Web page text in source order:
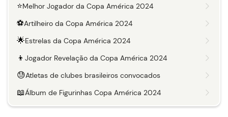
⭐Melhor Jogador da Copa América 2024
⚽️Artilheiro da Copa América 2024
🌟Estrelas da Copa América 2024
👦 Jogador Revelação da Copa América 2024
😓Atletas de clubes brasileiros convocados
📖Álbum de Figurinhas Copa América 2024